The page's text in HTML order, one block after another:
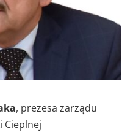
, prezesa zarządu
Cieplnej